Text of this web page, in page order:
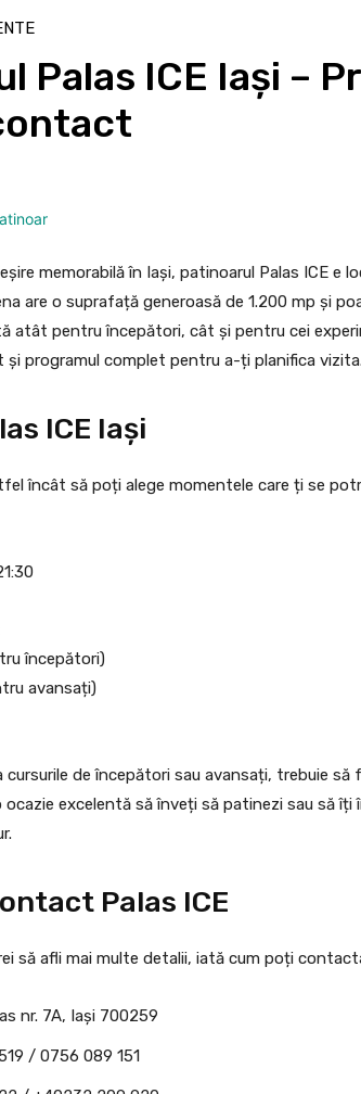
Palas ICE Iași –
memorabilă în Iași, patinoarul Palas ICE e
are o suprafață generoasă de 1.200 mp și
atât pentru începători, cât și pentru cei
programul complet pentru a-ți planifica vizita.
ICE Iași
încât să poți alege momentele care ți se
începători)
avansați)
cursurile de începători sau avansați, trebuie să
ocazie excelentă să înveți să patinezi sau să
Palas ICE
să afli mai multe detalii, iată cum poți
nr. 7A, Iași 700259
/ 0756 089 151